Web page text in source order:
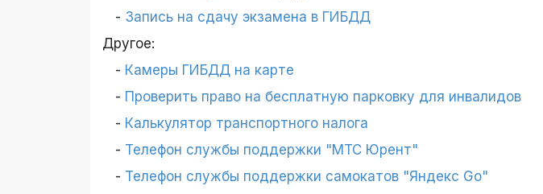
Запись на сдачу экзамена в ГИБДД
Другое:
Камеры ГИБДД на карте
Проверить право на бесплатную парковку для инвалидов
Калькулятор транспортного налога
Телефон службы поддержки "МТС Юрент"
Телефон службы поддержки самокатов "Яндекс Go"